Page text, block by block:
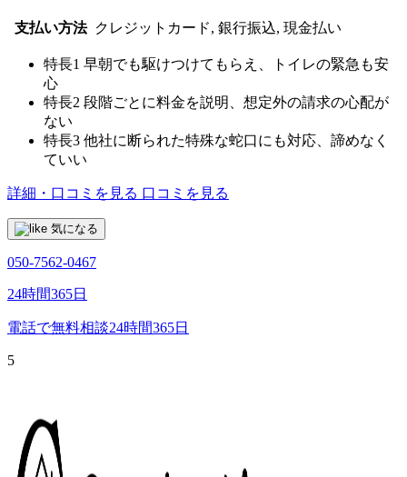
支払い方法 クレジットカード, 銀行振込, 現金払い
特長1 早朝でも駆けつけてもらえ、トイレの緊急も安
心
特長2 段階ごとに料金を説明、想定外の請求の心配が
ない
特長3 他社に断られた特殊な蛇口にも対応、諦めなく
ていい
詳細・口コミを見る 口コミを見る
気になる
050-7562-0467
24時間365日
電話で無料相談24時間365日
5